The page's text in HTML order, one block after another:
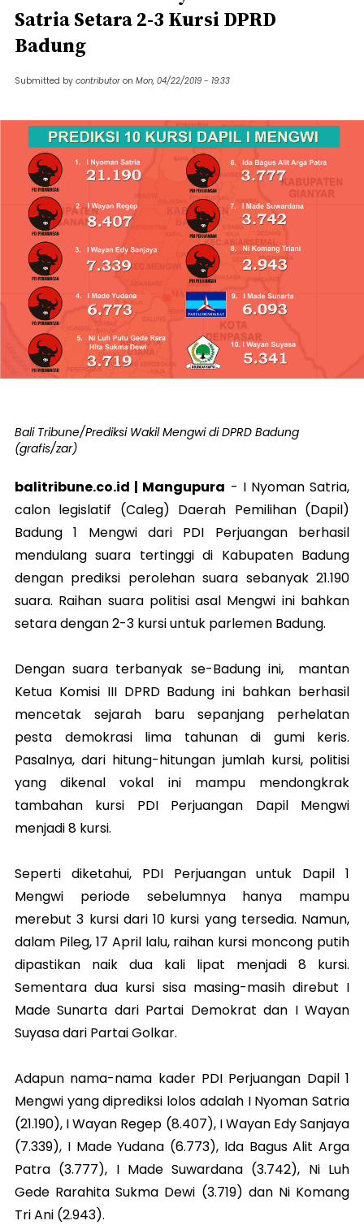
Satria Setara 2-3 Kursi DPRD
Badung
Submitted by contributor on Mon, 04/22/2019 - 19:33
Bali Tribune/Prediksi Wakil Mengwi di DPRD Badung
(grafis/zar)
balitribune.co.id | Mangupura - I Nyoman Satria,
calon legislatif (Caleg) Daerah Pemilihan (Dapil)
Badung 1 Mengwi dari PDI Perjuangan berhasil
mendulang suara tertinggi di Kabupaten Badung
dengan prediksi perolehan suara sebanyak 21.190
suara. Raihan suara politisi asal Mengwi ini bahkan
setara dengan 2-3 kursi untuk parlemen Badung.
Dengan suara terbanyak se-Badung ini, mantan
Ketua Komisi III DPRD Badung ini bahkan berhasil
mencetak sejarah baru sepanjang perhelatan
pesta demokrasi lima tahunan di gumi keris.
Pasalnya, dari hitung-hitungan jumlah kursi, politisi
yang dikenal vokal ini mampu mendongkrak
tambahan kursi PDI Perjuangan Dapil Mengwi
menjadi 8 kursi.
Seperti diketahui, PDI Perjuangan untuk Dapil 1
Mengwi periode sebelumnya hanya mampu
merebut 3 kursi dari 10 kursi yang tersedia. Namun,
dalam Pileg, 17 April lalu, raihan kursi moncong putih
dipastikan naik dua kali lipat menjadi 8 kursi.
Sementara dua kursi sisa masing-masih direbut I
Made Sunarta dari Partai Demokrat dan I Wayan
Suyasa dari Partai Golkar.
Adapun nama-nama kader PDI Perjuangan Dapil 1
Mengwi yang diprediksi lolos adalah I Nyoman Satria
(21.190), I Wayan Regep (8.407), I Wayan Edy Sanjaya
(7.339), I Made Yudana (6.773), Ida Bagus Alit Arga
Patra (3.777), I Made Suwardana (3.742), Ni Luh
Gede Rarahita Sukma Dewi (3.719) dan Ni Komang
Tri Ani (2.943).